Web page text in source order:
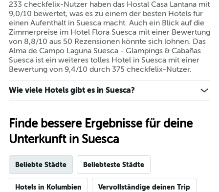
die
den
durchschnittlichen
Zimmerpreis
für
heute
Nacht
in
letzten
233 checkfelix-Nutzer haben das Hostal Casa Lantana mit
9,0/10 bewertet, was es zu einem der besten Hotels für
einen Aufenthalt in Suesca macht. Auch ein Blick auf die
Zimmerpreise im Hotel Flora Suesca mit einer Bewertung
von 8,8/10 aus 50 Rezensionen könnte sich lohnen. Das
Alma de Campo Laguna Suesca - Glampings & Cabañas
Suesca ist ein weiteres tolles Hotel in Suesca mit einer
Bewertung von 9,4/10 durch 375 checkfelix-Nutzer.
Wie viele Hotels gibt es in Suesca?
Finde bessere Ergebnisse für deine
Unterkunft in Suesca
Beliebte Städte Beliebteste Städte
Hotels in Kolumbien Vervollständige deinen Trip